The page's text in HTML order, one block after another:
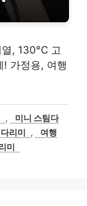
, 130°C 고
! 가정용, 여행
,
미니 스팀다
리미 ,
여행
미